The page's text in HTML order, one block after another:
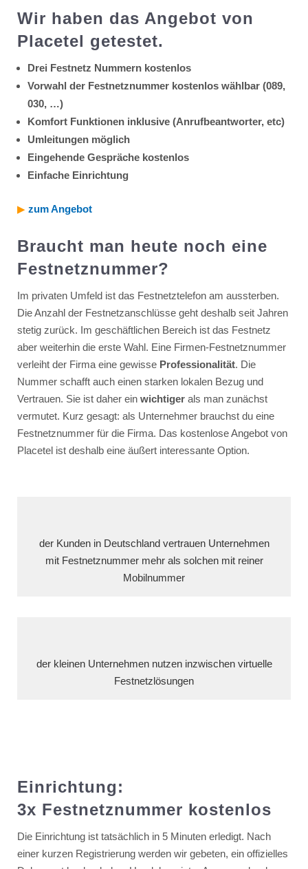
Wir haben das Angebot von
Placetel getestet.
Drei Festnetz Nummern kostenlos
Vorwahl der Festnetznummer kostenlos wählbar (089,
030, …)
Komfort Funktionen inklusive (Anrufbeantworter, etc)
Umleitungen möglich
Eingehende Gespräche kostenlos
Einfache Einrichtung
▶︎zum Angebot
Braucht man heute noch eine
Festnetznummer?
Im privaten Umfeld ist das Festnetztelefon am aussterben.
Die Anzahl der Festnetzanschlüsse geht deshalb seit Jahren
stetig zurück. Im geschäftlichen Bereich ist das Festnetz
aber weiterhin die erste Wahl. Eine Firmen-Festnetznummer
verleiht der Firma eine gewisse Professionalität. Die
Nummer schafft auch einen starken lokalen Bezug und
Vertrauen. Sie ist daher ein wichtigerals man zunächst
vermutet. Kurz gesagt: als Unternehmer brauchst du eine
Festnetznummer für die Firma. Das kostenlose Angebot von
Placetel ist deshalb eine äußert interessante Option.
der Kunden in Deutschland vertrauen Unternehmen
mit Festnetznummer mehr als solchen mit reiner
Mobilnummer
der kleinen Unternehmen nutzen inzwischen virtuelle
Festnetzlösungen
Einrichtung:
3x Festnetznummer kostenlos
Die Einrichtung ist tatsächlich in 5 Minuten erledigt. Nach
einer kurzen Registrierung werden wir gebeten, ein offizielles